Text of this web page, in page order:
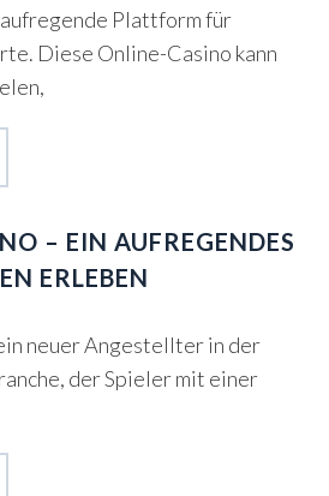
Plattform für
Diese Online-Casino kann
– EIN AUFREGENDES
ERLEBEN
neuer Angestellter in der
der Spieler mit einer